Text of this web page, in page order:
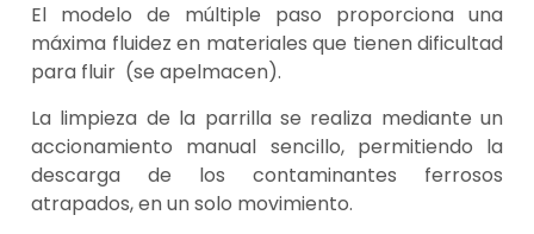
El modelo de múltiple paso proporciona una
máxima fluidez en materiales que tienen dificultad
para fluir (se apelmacen).
La limpieza de la parrilla se realiza mediante un
accionamiento manual sencillo, permitiendo la
descarga de los contaminantes ferrosos
atrapados, en un solo movimiento.